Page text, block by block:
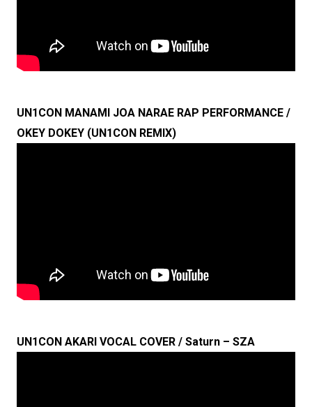
UN1CON MANAMI JOA NARAE RAP PERFORMANCE /
OKEY DOKEY (UN1CON REMIX)
UN1CON AKARI VOCAL COVER / Saturn – SZA